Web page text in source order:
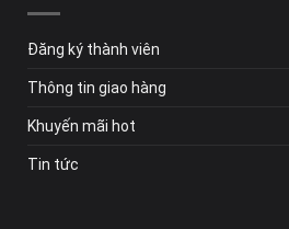
Đăng ký thành viên
Thông tin giao hàng
Khuyến mãi hot
Tin tức